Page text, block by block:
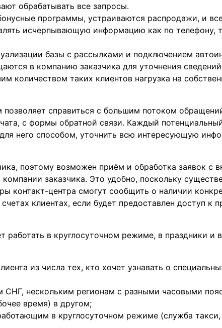
обрабатывать все запросы.
программы, устраиваются распродажи, и
исчерпывающую информацию как по телефону,
базы с рассылками и подключением
в компанию заказчика для уточнения
количеством таких клиентов нагрузка на
справиться с большим потоком
с формы обратной связи. Каждый
него способом, уточнить всю интересующую
поэтому возможен приём и обработка заявок с
заказчика. Это удобно, поскольку
контакт-центра смогут сообщить о наличии
клиентах, если будет предоставлен доступ к
в круглосуточном режиме, в праздники и
из числа тех, кто хочет узнавать о
нескольким регионам с разными часовыми
время) в другом;
в круглосуточном режиме (служба такси,